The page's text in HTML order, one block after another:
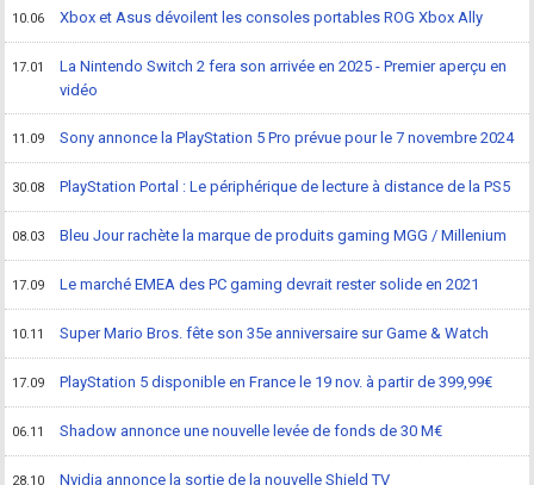
10.06 Xbox et Asus dévoilent les consoles portables ROG Xbox Ally
17.01
La Nintendo Switch 2 fera son arrivée en 2025 - Premier aperçu en
vidéo
11.09 Sony annonce la PlayStation 5 Pro prévue pour le 7 novembre 2024
30.08 PlayStation Portal : Le périphérique de lecture à distance de la PS5
08.03 Bleu Jour rachète la marque de produits gaming MGG / Millenium
17.09 Le marché EMEA des PC gaming devrait rester solide en 2021
10.11 Super Mario Bros. fête son 35e anniversaire sur Game & Watch
17.09 PlayStation 5 disponible en France le 19 nov. à partir de 399,99€
06.11 Shadow annonce une nouvelle levée de fonds de 30 M€
28.10 Nvidia annonce la sortie de la nouvelle Shield TV